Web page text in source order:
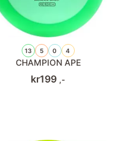
13 5 0 4
CHAMPION APE
kr199 ,-